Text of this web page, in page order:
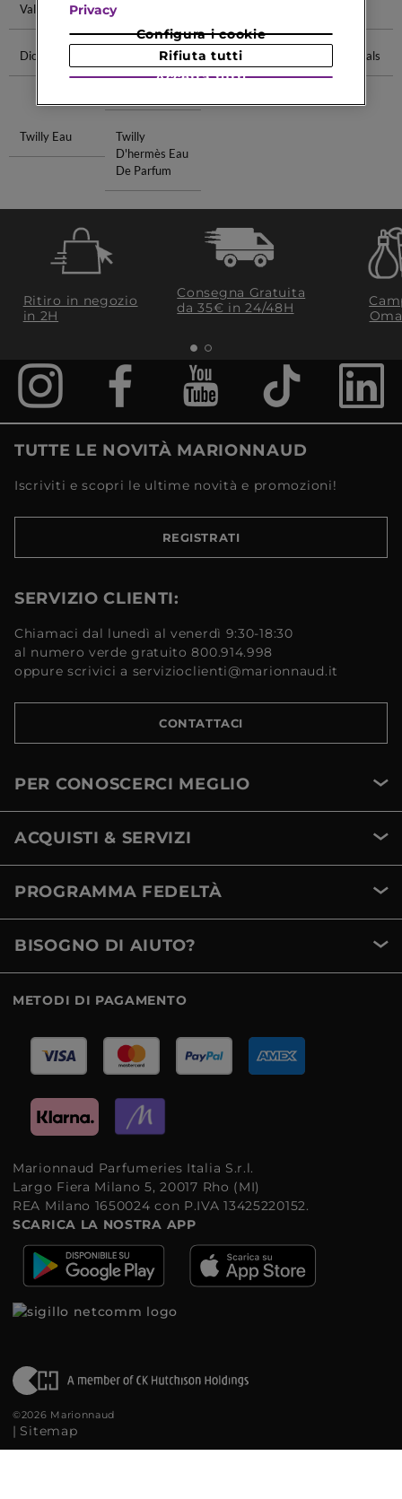
Valentino
Versace
Dior Profumi
Crema Giorno
Doccia Rituals
Twilly Eau
Twilly
D'hermès Eau
De Parfum
Ritiro in negozio
in 2H
Consegna Gratuita
da 35€​ in 24/48H
TUTTE LE NOVITÀ MARIONNAUD
Iscriviti e scopri le ultime novità e promozioni!
REGISTRATI
SERVIZIO CLIENTI:
Chiamaci dal lunedì al venerdì 9:30-18:30
al numero verde gratuito 800.914.998
oppure scrivici a servizioclienti@marionnaud.it
CONTATTACI
PER CONOSCERCI MEGLIO
ACQUISTI & SERVIZI
PROGRAMMA FEDELTÀ
BISOGNO DI AIUTO?
METODI DI PAGAMENTO
Marionnaud Parfumeries Italia S.r.l.
Largo Fiera Milano 5, 20017 Rho (MI)
REA Milano 1650024 con P.IVA 13425220152.
SCARICA LA NOSTRA APP
©2026 Marionnaud
| Sitemap
Privacy
Configura i cookie
Rifiuta tutti
Accetta tutti